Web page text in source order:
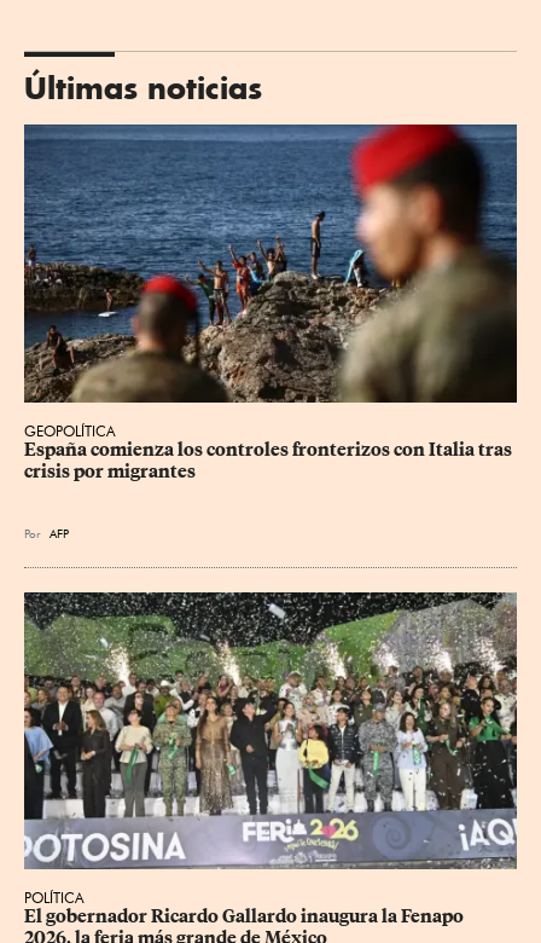
Últimas noticias
GEOPOLÍTICA
España comienza los controles fronterizos con Italia tras
crisis por migrantes
Por AFP
POLÍTICA
​El gobernador Ricardo Gallardo inaugura la Fenapo
2026, la feria más grande de México